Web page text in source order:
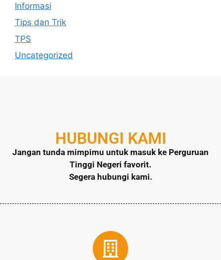
Informasi
Tips dan Trik
TPS
Uncategorized
HUBUNGI KAMI
Jangan tunda mimpimu untuk masuk ke Perguruan
Tinggi Negeri favorit.
Segera hubungi kami.